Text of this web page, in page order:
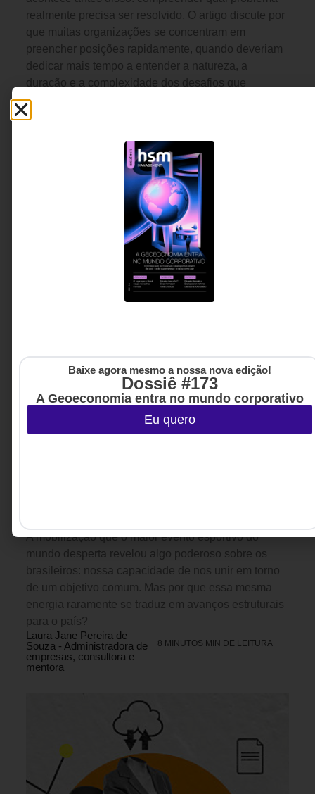
realmente precisa ser resolvido. O artigo discute por
que muitas organizações se concentram em
preencher posições rapidamente, quando deveriam
dedicar mais tempo a entender a natureza, a
duração e a complexidade dos desafios que
enfrentam.
Juliana Ramalho - CEO da
Talento Sênior
A mobilização que o maior evento esportivo do
mundo desperta revelou algo poderoso sobre os
brasileiros: nossa capacidade de nos unir em torno
de um objetivo comum. Mas por que essa mesma
energia raramente se traduz em avanços estruturais
para o país?
Laura Jane Pereira de
Souza - Administradora de
empresas, consultora e
mentora
8 MINUTOS MIN DE LEITURA
Baixe agora mesmo a nossa nova edição!
Dossiê #173
A Geoeconomia entra no mundo corporativo
Eu quero